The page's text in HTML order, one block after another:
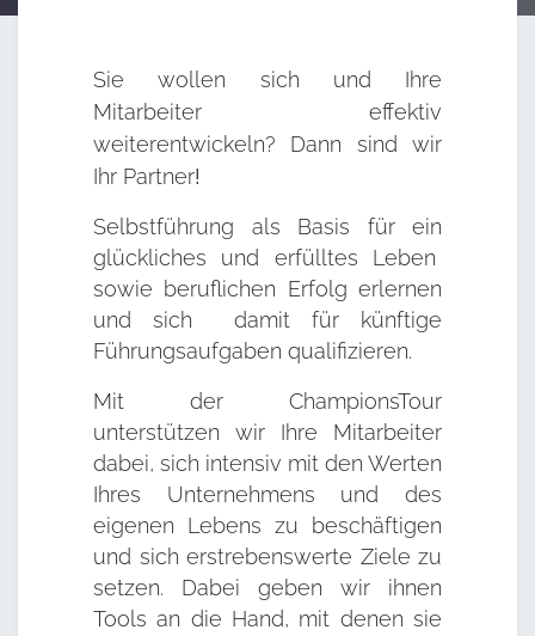
Sie wollen sich und Ihre
Mitarbeiter effektiv
weiterentwickeln? Dann sind wir
Ihr Partner!
Selbstführung als Basis für ein
glückliches und erfülltes Leben
sowie beruflichen Erfolg erlernen
und sich damit für künftige
Führungsaufgaben qualifizieren.
Mit der ChampionsTour
unterstützen wir Ihre Mitarbeiter
dabei, sich intensiv mit den Werten
Ihres Unternehmens und des
eigenen Lebens zu beschäftigen
und sich erstrebenswerte Ziele zu
setzen. Dabei geben wir ihnen
Tools an die Hand, mit denen sie